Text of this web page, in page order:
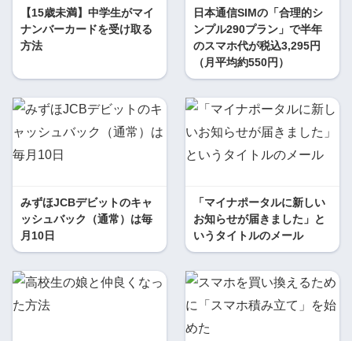
【15歳未満】中学生がマイ
ナンバーカードを受け取る
方法
日本通信SIMの「合理的シ
ンプル290プラン」で半年
のスマホ代が税込3,295円
（月平均約550円）
みずほJCBデビットのキャ
ッシュバック（通常）は毎
月10日
「マイナポータルに新しい
お知らせが届きました」と
いうタイトルのメール